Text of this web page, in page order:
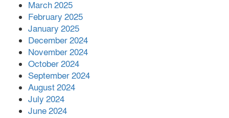
March 2025
February 2025
January 2025
December 2024
November 2024
October 2024
September 2024
August 2024
July 2024
June 2024